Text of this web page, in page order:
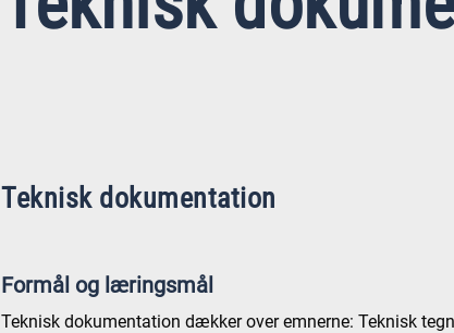
Teknisk dokumentation
Formål og læringsmål
Teknisk dokumentation dækker over emnerne: Teknisk